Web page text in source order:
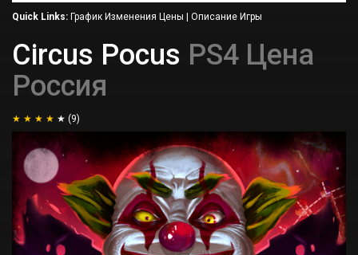
Quick Links: График Изменения Цены Описание Игры
Circus Pocus PS4 Цена
Россия
(9)